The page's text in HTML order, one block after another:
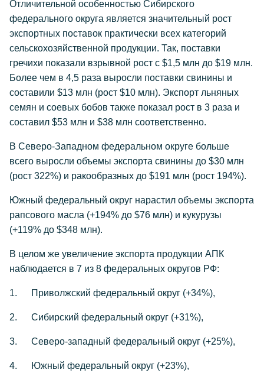
Отличительной особенностью Сибирского
федерального округа является значительный рост
экспортных поставок практически всех категорий
сельскохозяйственной продукции. Так, поставки
гречихи показали взрывной рост с $1,5 млн до $19 млн.
Более чем в 4,5 раза выросли поставки свинины и
составили $13 млн (рост $10 млн). Экспорт льняных
семян и соевых бобов также показал рост в 3 раза и
составил $53 млн и $38 млн соответственно.
В Северо-Западном федеральном округе больше
всего выросли объемы экспорта свинины до $30 млн
(рост 322%) и ракообразных до $191 млн (рост 194%).
Южный федеральный округ нарастил объемы экспорта
рапсового масла (+194% до $76 млн) и кукурузы
(+119% до $348 млн).
В целом же увеличение экспорта продукции АПК
наблюдается в 7 из 8 федеральных округов РФ:
1. Приволжский федеральный округ (+34%),
2. Сибирский федеральный округ (+31%),
3. Северо-западный федеральный округ (+25%),
4. Южный федеральный округ (+23%),